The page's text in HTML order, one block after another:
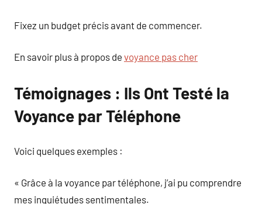
Fixez un budget précis avant de commencer.
En savoir plus à propos de voyance pas cher
Témoignages : Ils Ont Testé la
Voyance par Téléphone
Voici quelques exemples :
« Grâce à la voyance par téléphone, j’ai pu comprendre
mes inquiétudes sentimentales.